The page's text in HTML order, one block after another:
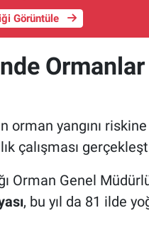
Görüntüle
yangını
çalışması
Orman Genel
, bu yıl da 81 ilde